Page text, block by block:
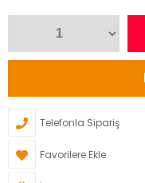
Telefonla Sipariş
Favorilere Ekle